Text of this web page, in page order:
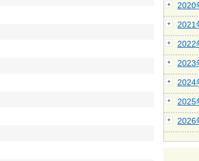
2020
2021
2022
2023
2024
2025
2026